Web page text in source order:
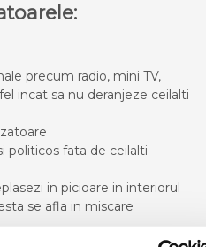
precum radio, mini TV,
incat sa nu deranjeze ceilalti
politicos fata de ceilalti
in picioare in interiorul
se afla in miscare